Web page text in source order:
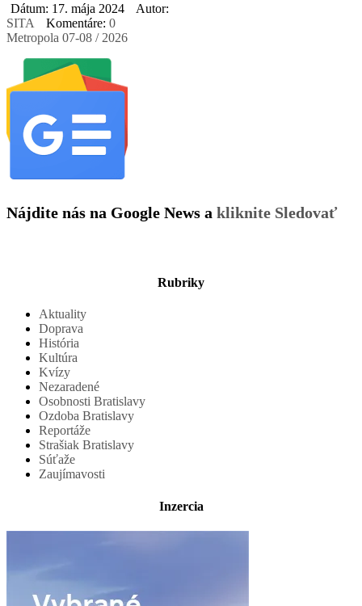
Dátum: 17. mája 2024
Autor:
SITA
Komentáre: 0
Metropola 07-08 / 2026
Nájdite nás na Google News a kliknite Sledovať
Rubriky
Aktuality
Doprava
História
Kultúra
Kvízy
Nezaradené
Osobnosti Bratislavy
Ozdoba Bratislavy
Reportáže
Strašiak Bratislavy
Súťaže
Zaujímavosti
Inzercia